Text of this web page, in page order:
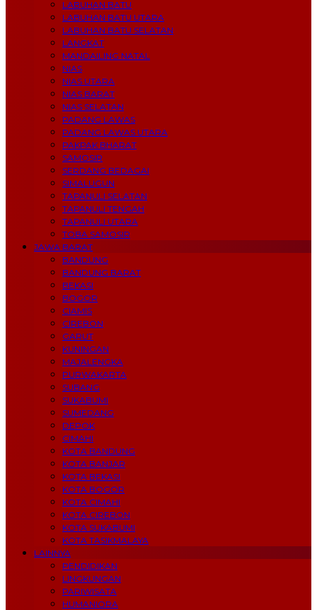
LABUHAN BATU
LABUHAN BATU UTARA
LABUHAN BATU SELATAN
LANGKAT
MANDAILING NATAL
NIAS
NIAS UTARA
NIAS BARAT
NIAS SELATAN
PADANG LAWAS
PADANG LAWAS UTARA
PAKPAK BHARAT
SAMOSIR
SERDANG BEDAGAI
SIMALUGUN
TAPANULI SELATAN
TAPANULI TENGAH
TAPANULI UTARA
TOBA SAMOSIR
JAWA BARAT
BANDUNG
BANDUNG BARAT
BEKASI
BOGOR
CIAMIS
CIREBON
GARUT
KUNINGAN
MAJALENGKA
PURWAKARTA
SUBANG
SUKABUMI
SUMEDANG
DEPOK
CIMAHI
KOTA BANDUNG
KOTA BANJAR
KOTA BEKASI
KOTA BOGOR
KOTA CIMAHI
KOTA CIREBON
KOTA SUKABUMI
KOTA TASIKMALAYA
LAINNYA
PENDIDIKAN
LINGKUNGAN
PARIWISATA
HUMANIORA